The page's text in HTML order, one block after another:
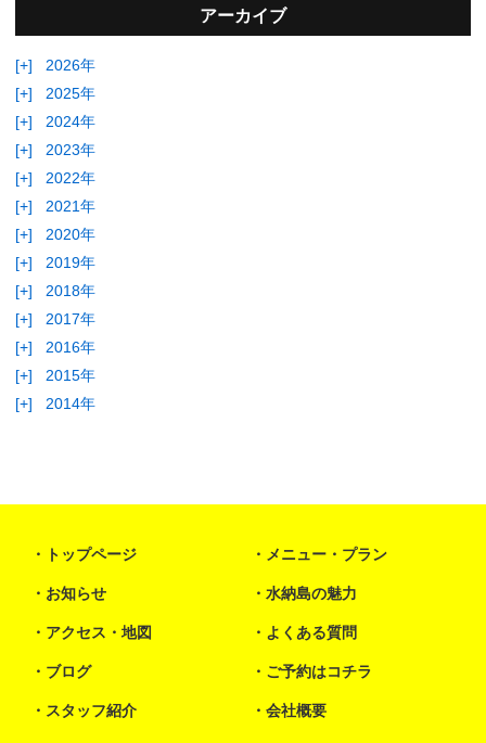
アーカイブ
[+]
2026年
[+]
2025年
[+]
2024年
[+]
2023年
[+]
2022年
[+]
2021年
[+]
2020年
[+]
2019年
[+]
2018年
[+]
2017年
[+]
2016年
[+]
2015年
[+]
2014年
トップページ メニュー・プラン
お知らせ 水納島の魅力
アクセス・地図 よくある質問
ブログ ご予約はコチラ
スタッフ紹介 会社概要